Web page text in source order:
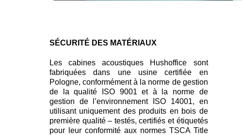
SÉCURITÉ DES MATÉRIAUX
Les cabines acoustiques Hushoffice sont
fabriquées dans une usine certifiée en
Pologne, conformément à la norme de gestion
de la qualité ISO 9001 et à la norme de
gestion de l’environnement ISO 14001, en
utilisant uniquement des produits en bois de
première qualité – testés, certifiés et étiquetés
pour leur conformité aux normes TSCA Title